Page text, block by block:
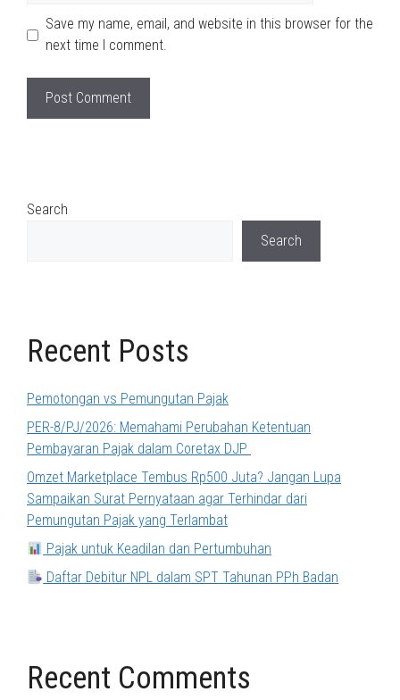
Save my name, email, and website in this browser for the
next time I comment.
Search
Search
Recent Posts
Pemotongan vs Pemungutan Pajak
PER-8/PJ/2026: Memahami Perubahan Ketentuan
Pembayaran Pajak dalam Coretax DJP
Omzet Marketplace Tembus Rp500 Juta? Jangan Lupa
Sampaikan Surat Pernyataan agar Terhindar dari
Pemungutan Pajak yang Terlambat
Pajak untuk Keadilan dan Pertumbuhan
Daftar Debitur NPL dalam SPT Tahunan PPh Badan
Recent Comments